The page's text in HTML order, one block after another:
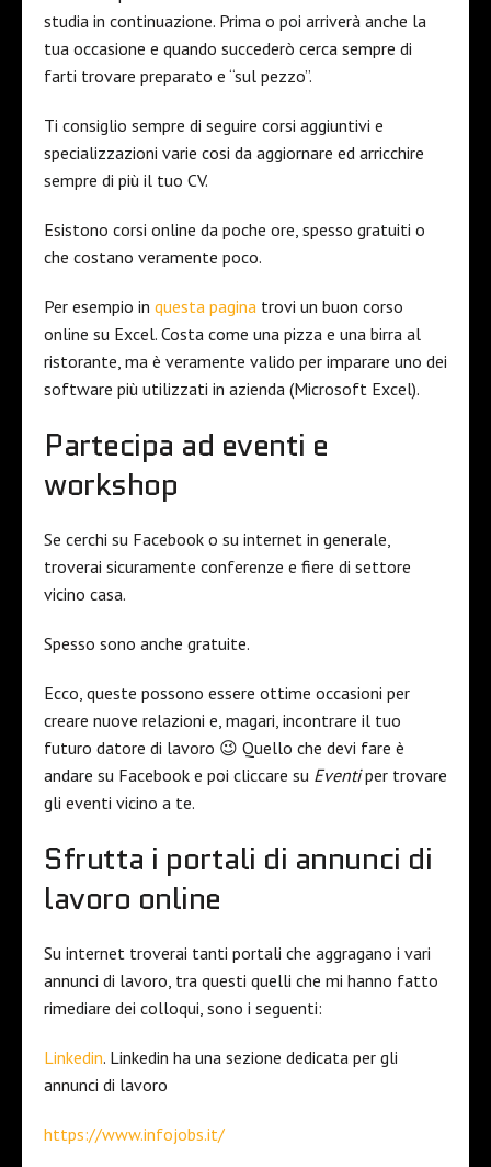
studia in continuazione. Prima o poi arriverà anche la
tua occasione e quando succederò cerca sempre di
farti trovare preparato e “sul pezzo”.
Ti consiglio sempre di seguire corsi aggiuntivi e
specializzazioni varie cosi da aggiornare ed arricchire
sempre di più il tuo CV.
Esistono corsi online da poche ore, spesso gratuiti o
che costano veramente poco.
Per esempio in questa pagina trovi un buon corso
online su Excel. Costa come una pizza e una birra al
ristorante, ma è veramente valido per imparare uno dei
software più utilizzati in azienda (Microsoft Excel).
Partecipa ad eventi e
workshop
Se cerchi su Facebook o su internet in generale,
troverai sicuramente conferenze e fiere di settore
vicino casa.
Spesso sono anche gratuite.
Ecco, queste possono essere ottime occasioni per
creare nuove relazioni e, magari, incontrare il tuo
futuro datore di lavoro 😉 Quello che devi fare è
andare su Facebook e poi cliccare su Eventiper trovare
gli eventi vicino a te.
Sfrutta i portali di annunci di
lavoro online
Su internet troverai tanti portali che aggragano i vari
annunci di lavoro, tra questi quelli che mi hanno fatto
rimediare dei colloqui, sono i seguenti:
Linkedin. Linkedin ha una sezione dedicata per gli
annunci di lavoro
https://www.infojobs.it/